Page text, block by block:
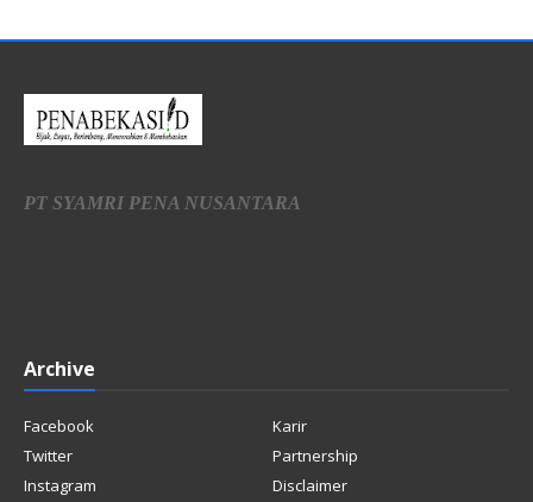
PT SYAMRI PENA NUSANTARA
Archive
Facebook
Karir
Twitter
Partnership
Instagram
Disclaimer